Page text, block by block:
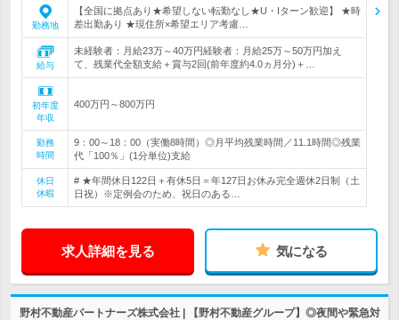
勤務地
【全国に拠点あり★希望しない転勤なし★U・Iターン歓迎】 ★時
差出勤あり ★現住所×希望エリア考慮…
給与
未経験者：月給23万～40万円経験者：月給25万～50万円加え
て、残業代全額支給＋賞与2回(前年度約4.0ヵ月分)＋…
初年度
年収
400万円～800万円
勤務
時間
9：00～18：00（実働8時間）◎月平均残業時間／11.1時間◎残業
代「100％」(1分単位)支給
休日
休暇
# ★年間休日122日＋有休5日＝年127日お休み完全週休2日制（土
日祝）※定例会のため、祝日のある…
求人詳細を見る 気になる
野村不動産パートナーズ株式会社 | 【野村不動産グループ】◎夜間や緊急対